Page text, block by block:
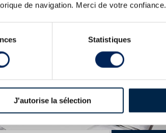
de navigation. Merci de votre confiance.
Statistiques
J'autorise la sélection